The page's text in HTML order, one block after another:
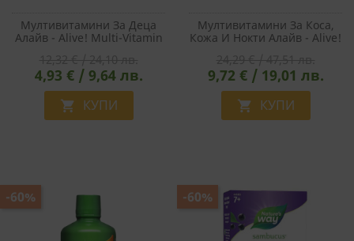
Мултивитамини За Деца
Алайв - Alive! Multi-Vitamin
4,93 € / 9,64 лв.
 КУПИ
Мултивитамини За Коса,
Кожа И Нокти Алайв - Alive!
Капсули
9,72 € / 19,01 лв.
 КУПИ
-60% -60%